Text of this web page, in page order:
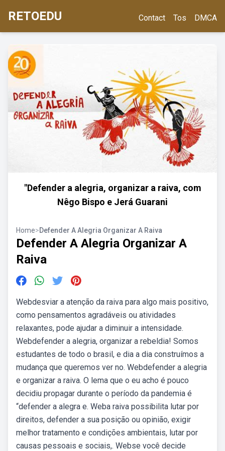
RETOEDU Contact Tos DMCA
"Defender a alegria, organizar a raiva, com
Nêgo Bispo e Jerá Guarani
Home>Defender A Alegria Organizar A Raiva
Defender A Alegria Organizar A
Raiva
Webdesviar a atenção da raiva para algo mais positivo,
como pensamentos agradáveis ou atividades
relaxantes, pode ajudar a diminuir a intensidade.
Webdefender a alegria, organizar a rebeldia! Somos
estudantes de todo o brasil, e dia a dia construímos a
mudança que queremos ver no. Webdefender a alegria
e organizar a raiva. O lema que o eu acho é pouco
decidiu propagar durante o período da pandemia é
“defender a alegra e. Weba raiva possibilita lutar por
direitos, defender a sua posição ou opinião, exigir
melhor tratamento e condições ambientais, lutar por
causas pessoais e sociais,. Webse você decide